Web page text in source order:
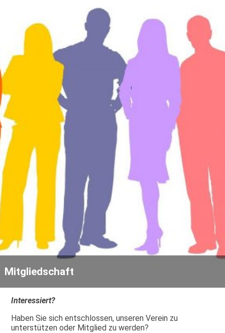
Mitgliedschaft
Interessiert?
Haben Sie sich entschlossen, unseren Verein zu
unterstützen oder Mitglied zu werden?